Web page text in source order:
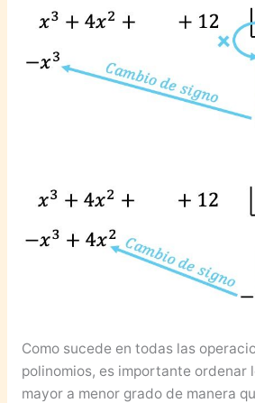
Como sucede en todas las
polinomios, es importante ordenar
mayor a menor grado de manera